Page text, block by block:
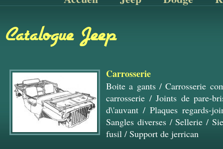
Catalogue Jeep
Carrosserie
Boite a gants/Carrosserie
carrosserie /Joints de pare-
d\'auvant / Plaques regards-
Sangles diverses/Sellerie /
fusil / Support de jerrican